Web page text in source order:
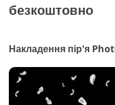
безкоштовно
Накладення пір'я